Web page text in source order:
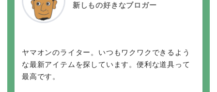
新しもの好きなブロガー
ヤマオンのライター。いつもワクワクできるよう
な最新アイテムを探しています。便利な道具って
最高です。